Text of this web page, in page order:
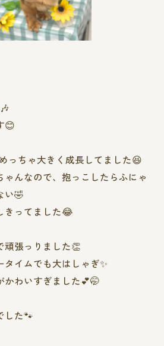
😊
っちゃ大きく成長してました😆
ゃんなので、抱っこしたらふにゃ
い🤣
きってました😂
頑張っりました👏
イムでも大はしゃぎ✨
かわいすぎました💕🤭
した🐾